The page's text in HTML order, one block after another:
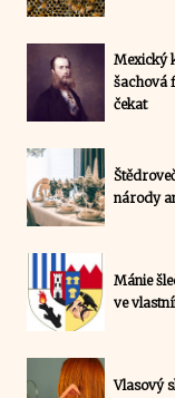
Mexický
šachová
čekat
národy
Mánie
ve
Vlasový